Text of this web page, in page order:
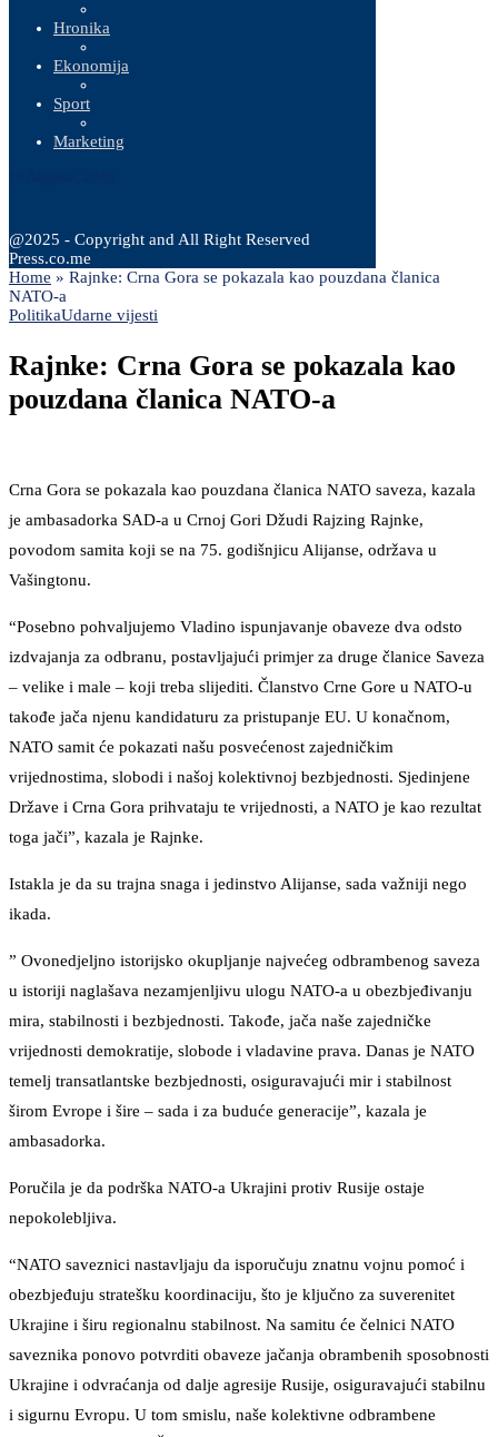
Hronika
Ekonomija
Sport
Marketing
@2025 - Copyright and All Right Reserved
Press.co.me
Home » Rajnke: Crna Gora se pokazala kao pouzdana članica
NATO-a
PolitikaUdarne vijesti
Rajnke: Crna Gora se pokazala kao
pouzdana članica NATO-a
Crna Gora se pokazala kao pouzdana članica NATO saveza, kazala
je ambasadorka SAD-a u Crnoj Gori Džudi Rajzing Rajnke,
povodom samita koji se na 75. godišnjicu Alijanse, održava u
Vašingtonu.
“Posebno pohvaljujemo Vladino ispunjavanje obaveze dva odsto
izdvajanja za odbranu, postavljajući primjer za druge članice Saveza
– velike i male – koji treba slijediti. Članstvo Crne Gore u NATO-u
takođe jača njenu kandidaturu za pristupanje EU. U konačnom,
NATO samit će pokazati našu posvećenost zajedničkim
vrijednostima, slobodi i našoj kolektivnoj bezbjednosti. Sjedinjene
Države i Crna Gora prihvataju te vrijednosti, a NATO je kao rezultat
toga jači”, kazala je Rajnke.
Istakla je da su trajna snaga i jedinstvo Alijanse, sada važniji nego
ikada.
” Ovonedjeljno istorijsko okupljanje najvećeg odbrambenog saveza
u istoriji naglašava nezamjenljivu ulogu NATO-a u obezbjeđivanju
mira, stabilnosti i bezbjednosti. Takođe, jača naše zajedničke
vrijednosti demokratije, slobode i vladavine prava. Danas je NATO
temelj transatlantske bezbjednosti, osiguravajući mir i stabilnost
širom Evrope i šire – sada i za buduće generacije”, kazala je
ambasadorka.
Poručila je da podrška NATO-a Ukrajini protiv Rusije ostaje
nepokolebljiva.
“NATO saveznici nastavljaju da isporučuju ​​znatnu vojnu pomoć i
obezbjeđuju stratešku koordinaciju, što je ključno za suverenitet
Ukrajine i širu regionalnu stabilnost. Na samitu će čelnici NATO
saveznika ponovo potvrditi obaveze jačanja obrambenih sposobnosti
Ukrajine i odvraćanja od dalje agresije Rusije, osiguravajući stabilnu
i sigurnu Evropu. U tom smislu, naše kolektivne odbrambene